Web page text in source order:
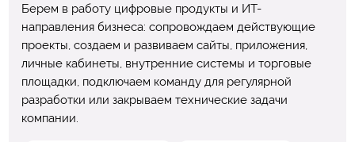
Берем в работу цифровые продукты и ИТ-
направления бизнеса: сопровождаем действующие
проекты, создаем и развиваем сайты, приложения,
личные кабинеты, внутренние системы и торговые
площадки, подключаем команду для регулярной
разработки или закрываем технические задачи
компании.